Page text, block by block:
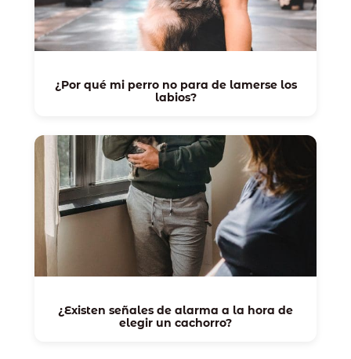
¿Por qué mi perro no para de lamerse los
labios?
¿Existen señales de alarma a la hora de
elegir un cachorro?